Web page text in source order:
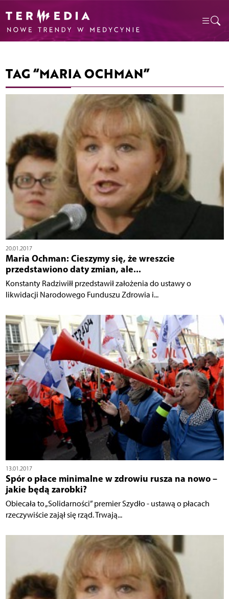
TAG “MARIA OCHMAN”
20.01.2017
Maria Ochman: Cieszymy się, że wreszcie
przedstawiono daty zmian, ale...
Konstanty Radziwiłł przedstawił założenia do ustawy o
likwidacji Narodowego Funduszu Zdrowia i...
13.01.2017
Spór o płace minimalne w zdrowiu rusza na nowo –
jakie będą zarobki?
Obiecała to „Solidarności” premier Szydło - ustawą o płacach
rzeczywiście zajął się rząd. Trwają...